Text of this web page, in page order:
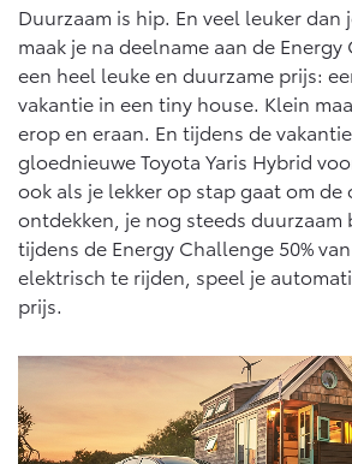
Proace Max (excl. BTW)
OOK ALS BATTERIJ-
ELEKTRISCH
Vanaf € 46.301,-
Hilux
OOK
Vanaf
Duurzaam is hip. En veel leuker dan
maak je na deelname aan de
een heel leuke en duurzame prijs:
vakantie in een tiny house. Klein
erop en eraan. En tijdens de
gloednieuwe Toyota Yaris Hybrid
ook als je lekker op stap gaat om de
ontdekken, je nog steeds
tijdens de Energy Challenge 50%
elektrisch te rijden, speel je
prijs.